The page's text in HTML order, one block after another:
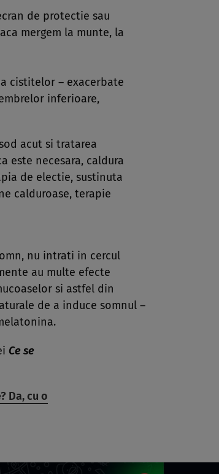
de protectie sau
mergem la munte, la
cistitelor – exacerbate
inferioare,
acut si tratarea
este necesara, caldura
de electie, sustinuta
calduroase, terapie
nu intrati in cercul
au multe efecte
si astfel din
de a induce somnul –
Ce se
Da, cu o